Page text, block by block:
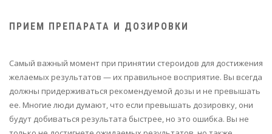
ПРИЕМ ПРЕПАРАТА И ДОЗИРОВКИ
Самый важный момент при принятии стероидов для достижения
желаемых результатов — их правильное восприятие. Вы всегда
должны придерживаться рекомендуемой дозы и не превышать
ее. Многие люди думают, что если превышать дозировку, они
будут добиваться результата быстрее, но это ошибка. Вы не